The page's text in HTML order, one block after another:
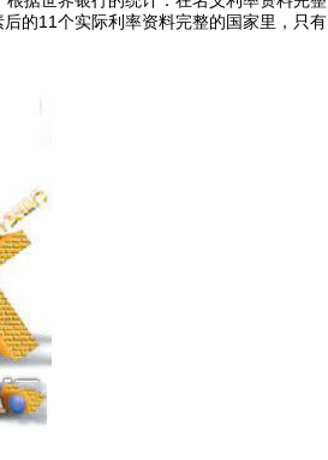
的11个实际利率资料完整的国家里，只有